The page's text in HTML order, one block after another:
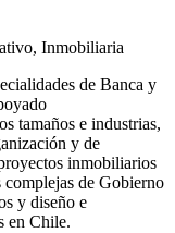
, Inmobiliaria
de Banca y
tamaños e industrias,
y de
inmobiliarios
de Gobierno
y diseño e
en Chile.